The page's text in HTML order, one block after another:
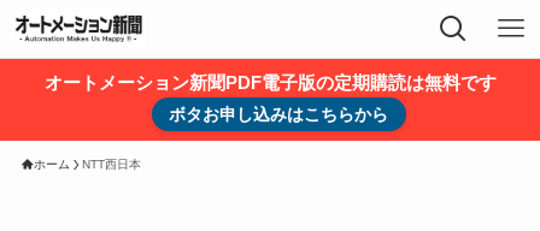
オートメーション新聞PDF電子版の定期購読は無料です
ボタお申し込みはこちらから
ホーム NTT西日本